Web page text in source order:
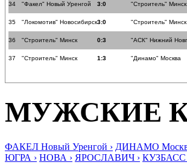
34 "Факел" Новый Уренгой 3:0 "Строитель" Минск
35 "Локомотив" Новосибирск3:0 "Строитель" Минск
36 "Строитель" Минск 0:3 "АСК" Нижний
37 "Строитель" Минск 1:3 "Динамо" Москва
МУЖСКИЕ
ФАКЕЛ Новый Уренгой › ДИНАМО
ЮГРА › НОВА › ЯРОСЛАВИЧ › КУЗБАСС